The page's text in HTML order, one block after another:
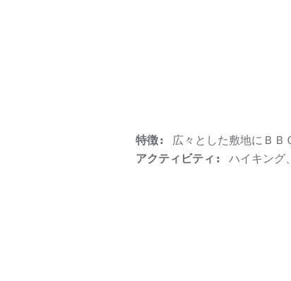
特徴:
広々とした敷地にＢＢ
アクティビティ:
ハイキング